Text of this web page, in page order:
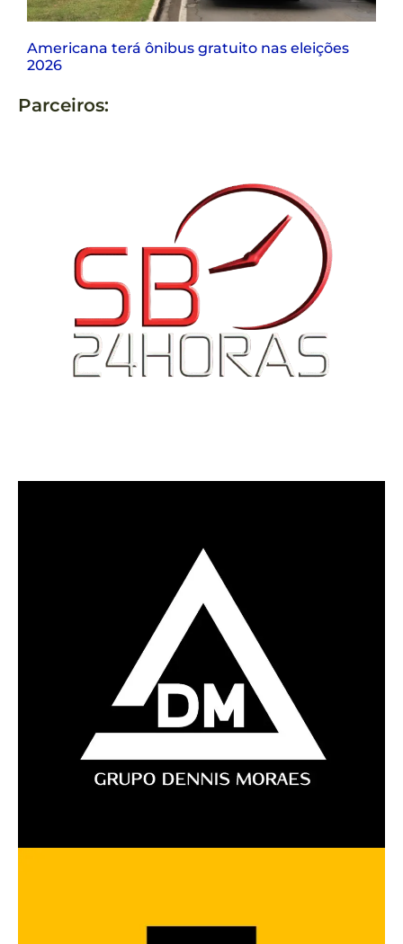
Americana terá ônibus gratuito nas eleições
2026
Parceiros: